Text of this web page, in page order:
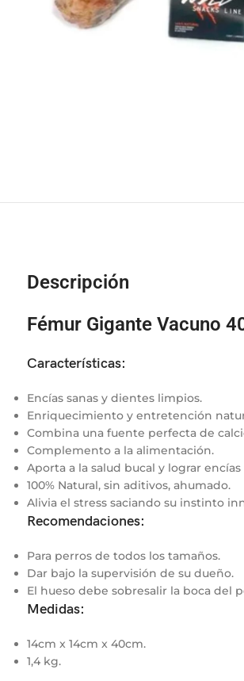
Descripción
Fémur Gigante Vacuno
Características:
Encías sanas y dientes limpios.
Enriquecimiento y entretención
Combina una fuente perfecta de
Complemento a la alimentación.
Aporta a la salud bucal y lograr
100% Natural, sin aditivos, ahumado.
Alivia el stress saciando su instinto
Recomendaciones:
Para perros de todos los tamaños.
Dar bajo la supervisión de su dueño.
El hueso debe sobresalir la boca del
Medidas:
14cm x 14cm x 40cm.
1,4 kg.